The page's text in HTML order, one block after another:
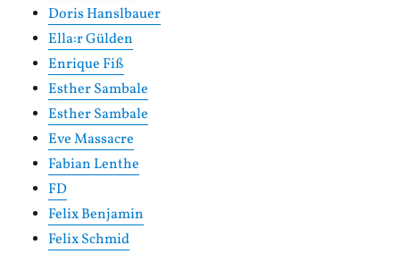
Doris Hanslbauer
Ella:r Gülden
Enrique Fiß
Esther Sambale
Esther Sambale
Eve Massacre
Fabian Lenthe
FD
Felix Benjamin
Felix Schmid